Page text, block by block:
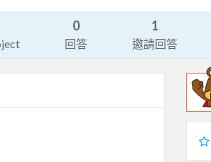
0
回答
1
邀請回答